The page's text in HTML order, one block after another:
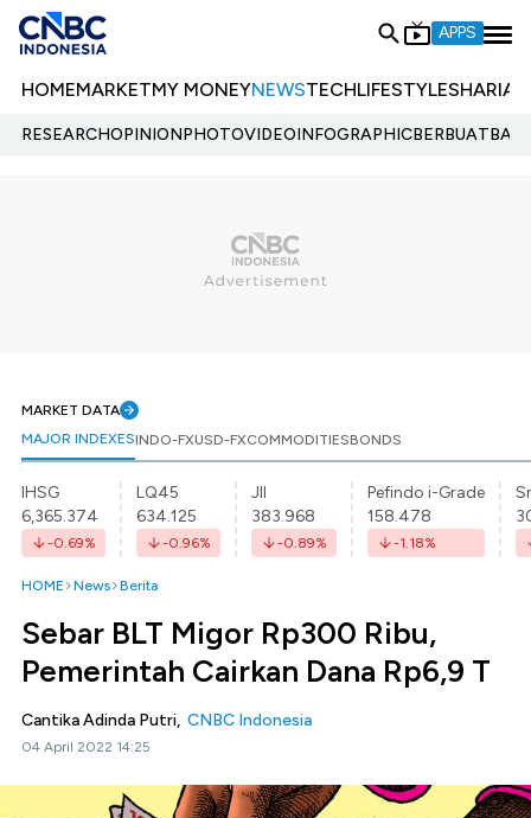
APPS
HOMEMARKETMY MONEYNEWSTECHLIFESTYLESHARIA
RESEARCHOPINIONPHOTOVIDEOINFOGRAPHIC
MARKET DATA
MAJOR INDEXESINDO-FXUSD-FXCOMMODITIESBONDS
IHSG
6,365.374
-0.69%
LQ45
634.125
-0.96%
JII
383.968
-0.89%
Pefindo i-Grade
158.478
-1.18%
HOME News Berita
Sebar BLT Migor Rp300 Ribu,
Pemerintah Cairkan Dana Rp6,9 T
Cantika Adinda Putri, CNBC Indonesia
04 April 2022 14:25